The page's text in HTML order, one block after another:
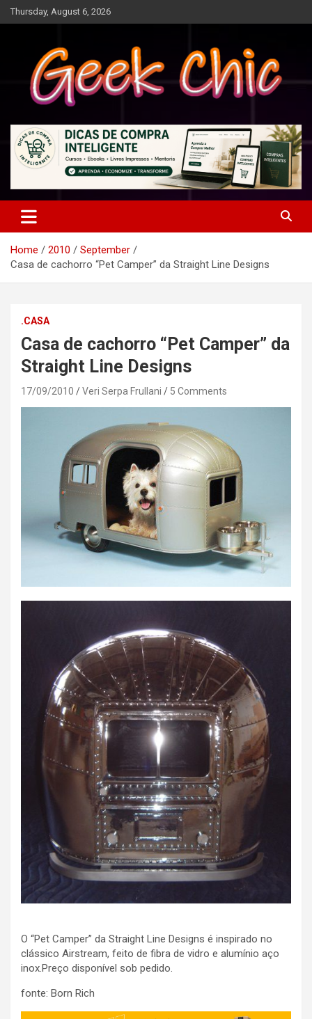
Skip
to
Thursday, August 6, 2026
Geek Chic
Home 2010
September
Casa de cachorro “Pet Camper” da Straight Line Designs
.CASA
Casa de cachorro “Pet Camper” da
Straight Line Designs
17/09/2010 Veri Serpa Frullani 5 Comments
O “Pet Camper” da Straight Line Designs é inspirado no
clássico Airstream, feito de fibra de vidro e alumínio aço
inox.Preço disponível sob pedido.
fonte: Born Rich